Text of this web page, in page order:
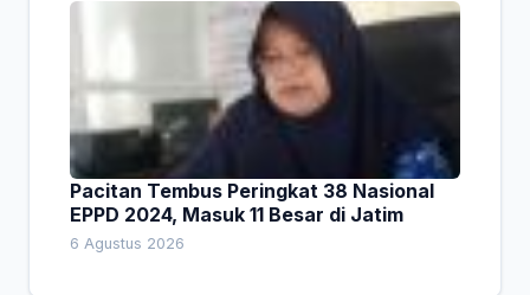
Pacitan Tembus Peringkat 38 Nasional
EPPD 2024, Masuk 11 Besar di Jatim
6 Agustus 2026